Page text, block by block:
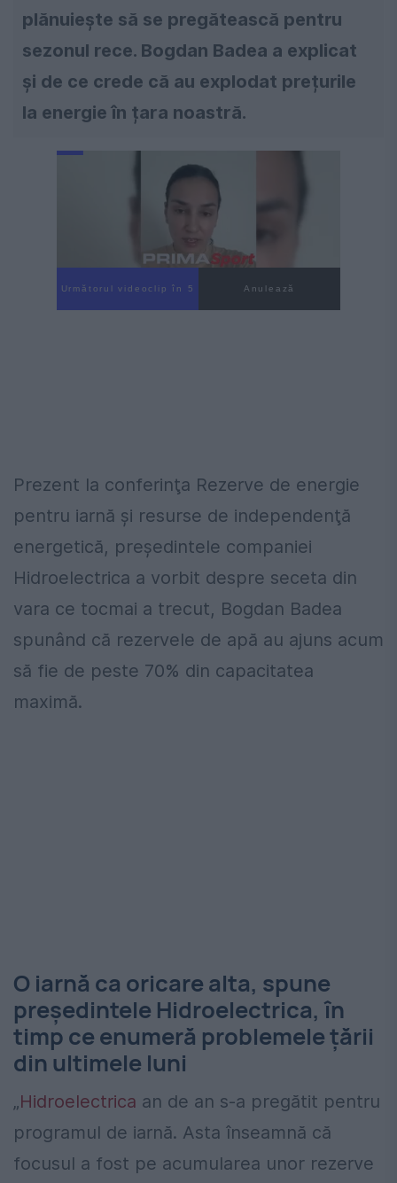
plănuiește să se pregătească pentru
sezonul rece. Bogdan Badea a explicat
și de ce crede că au explodat prețurile
la energie în țara noastră.
Următorul videoclip în 4 Anulează
Prezent la conferinţa Rezerve de energie
pentru iarnă şi resurse de independenţă
energetică, președintele companiei
Hidroelectrica a vorbit despre seceta din
vara ce tocmai a trecut, Bogdan Badea
spunând că rezervele de apă au ajuns acum
să fie de peste 70% din capacitatea
maximă.
O iarnă ca oricare alta, spune
președintele Hidroelectrica, în
timp ce enumeră problemele țării
din ultimele luni
„Hidroelectrica an de an s-a pregătit pentru
programul de iarnă. Asta înseamnă că
focusul a fost pe acumularea unor rezerve